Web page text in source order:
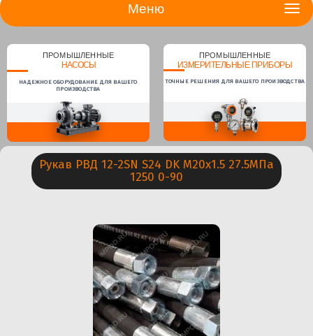
Меню
ПРОМЫШЛЕННЫЕ
НАСОСЫ
НАДЕЖНОЕ ОБОРУДОВАНИЕ ДЛЯ ВАШЕГО
ПРОИЗВОДСТВА
ПРОМЫШЛЕННЫЕ
ИЗМЕРИТЕЛЬНЫЕ ПРИБОРЫ
ТОЧНЫЕ РЕШЕНИЯ ДЛЯ ВАШЕГО ПРОИЗВОДСТВА
Рукав РВД 12-2SN S24 DK М20х1.5 27.5МПа
1250 0-90